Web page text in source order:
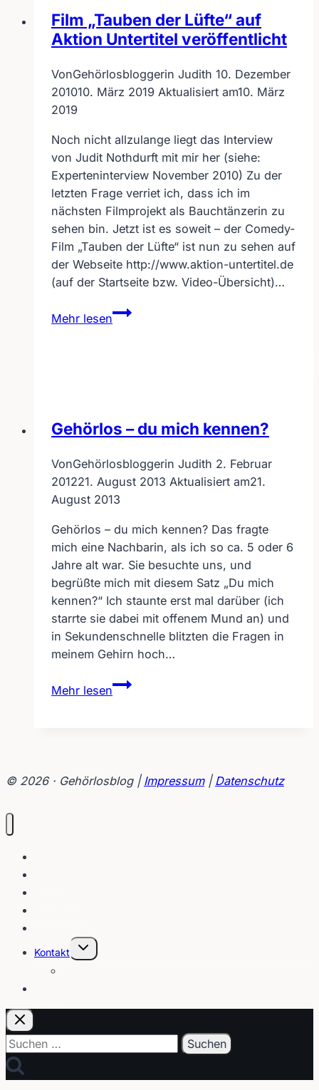
Film „Tauben der Lüfte“ auf
Aktion Untertitel veröffentlicht
VonGehörlosbloggerin Judith 10. Dezember
201010. März 2019 Aktualisiert am10. März
2019
Noch nicht allzulange liegt das Interview
von Judit Nothdurft mit mir her (siehe:
Experteninterview November 2010) Zu der
letzten Frage verriet ich, dass ich im
nächsten Filmprojekt als Bauchtänzerin zu
sehen bin. Jetzt ist es soweit – der Comedy-
Film „Tauben der Lüfte“ ist nun zu sehen auf
der Webseite http://www.aktion-untertitel.de
(auf der Startseite bzw. Video-Übersicht)…
Mehr lesen
Film
„Tauben
veröffentlicht
Gehörlos – du mich kennen?
VonGehörlosbloggerin Judith 2. Februar
201221. August 2013 Aktualisiert am21.
August 2013
Gehörlos – du mich kennen? Das fragte
mich eine Nachbarin, als ich so ca. 5 oder 6
Jahre alt war. Sie besuchte uns, und
begrüßte mich mit diesem Satz „Du mich
kennen?“ Ich staunte erst mal darüber (ich
starrte sie dabei mit offenem Mund an) und
in Sekundenschnelle blitzten die Fragen in
meinem Gehirn hoch…
Mehr lesen
Gehörlos
–
© 2026 · Gehörlosblog | Impressum| Datenschutz
Kontakt
Untermenü
umschalten
Suchen
nach: